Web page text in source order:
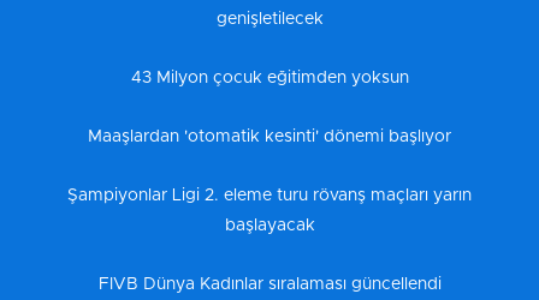
genişletilecek
43 Milyon çocuk eğitimden yoksun
Maaşlardan 'otomatik kesinti' dönemi başlıyor
Şampiyonlar Ligi 2. eleme turu rövanş maçları yarın
başlayacak
FIVB Dünya Kadınlar sıralaması güncellendi